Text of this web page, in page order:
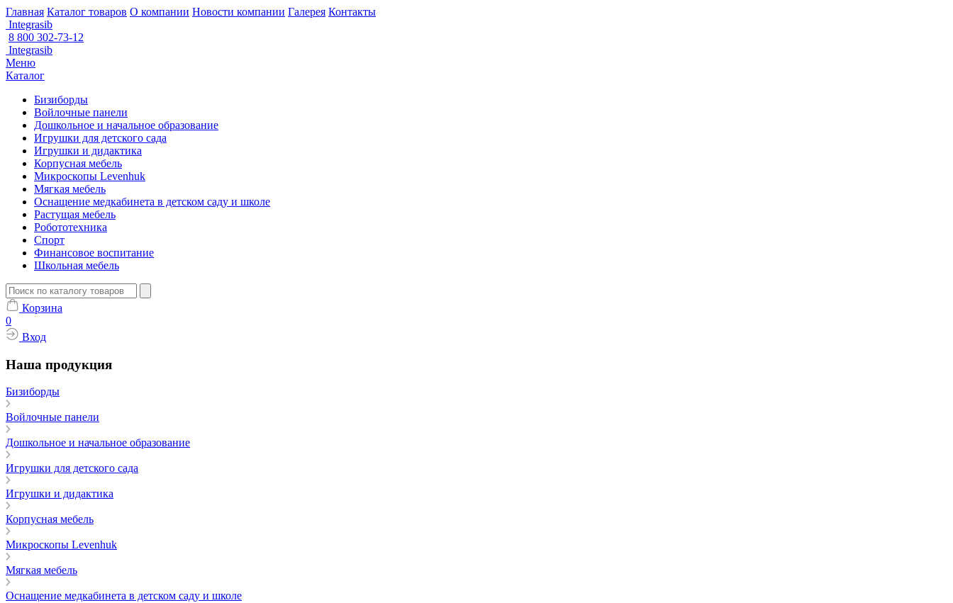
Главная Каталог товаров О компании Новости компании Галерея Контакты
Integrasib
8 800 302-73-12
Integrasib
Меню
Каталог
Бизиборды
Войлочные панели
Дошкольное и начальное образование
Игрушки для детского сада
Игрушки и дидактика
Корпусная мебель
Микроскопы Levenhuk
Мягкая мебель
Оснащение медкабинета в детском саду и школе
Растущая мебель
Робототехника
Спорт
Финансовое воспитание
Школьная мебель
Корзина
0
Вход
Наша продукция
Бизиборды
Войлочные панели
Дошкольное и начальное образование
Игрушки для детского сада
Игрушки и дидактика
Корпусная мебель
Микроскопы Levenhuk
Мягкая мебель
Оснащение медкабинета в детском саду и школе